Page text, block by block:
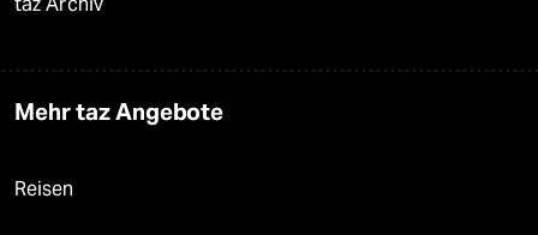
Mehr taz Angebote
Reisen